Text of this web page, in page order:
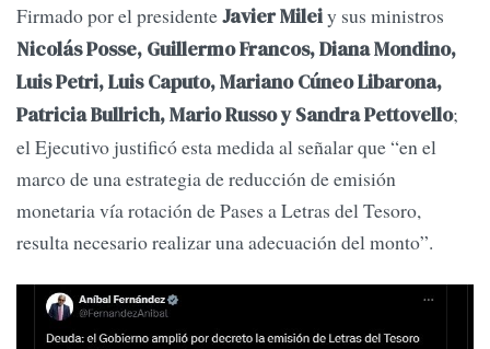
Firmado por el presidenteJavier Mileiy sus ministros
Nicolás Posse, Guillermo Francos, Diana Mondino,
Luis Petri, Luis Caputo, Mariano Cúneo Libarona,
Patricia Bullrich, Mario Russo y Sandra Pettovello;
el Ejecutivo justificó esta medida al señalar que “en el
marco de una estrategia de reducción de emisión
monetaria vía rotación de Pases a Letras del Tesoro,
resulta necesario realizar una adecuación del monto”.